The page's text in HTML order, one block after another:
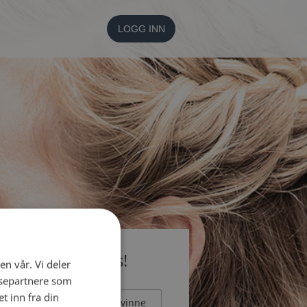
LOGG INN
medlem gratis!
Mann Kvinne
vår. Vi deler
som
inn fra din